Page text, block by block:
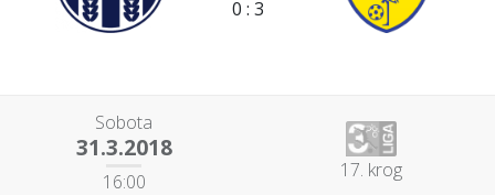
0 : 3
Sobota
31.3.2018
16:00 17. krog